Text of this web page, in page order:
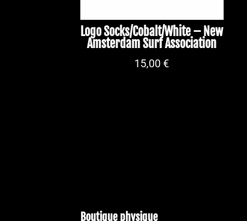
Logo Socks/Cobalt/White – New
Amsterdam Surf Association
15,00€
Boutique physique